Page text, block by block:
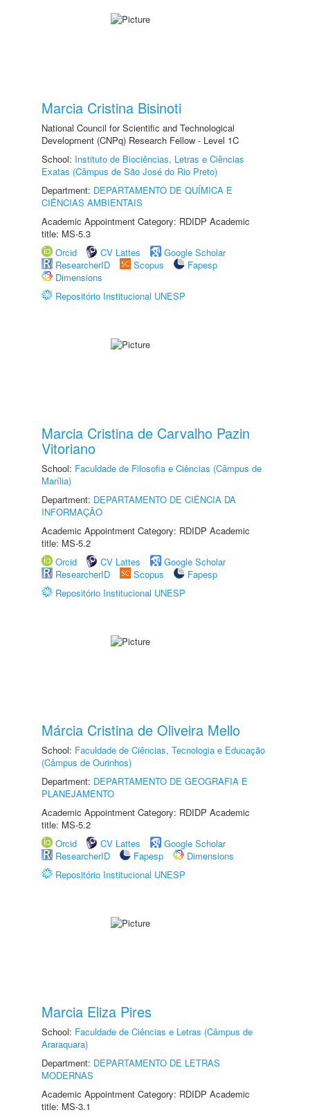
Marcia Cristina Bisinoti
National Council for Scientific and Technological
Development (CNPq) Research Fellow - Level 1C
School: Instituto de Biociências, Letras e Ciências
Exatas (Câmpus de São José do Rio Preto)
Department: DEPARTAMENTO DE QUÍMICA E
CIÊNCIAS AMBIENTAIS
Academic Appointment Category: RDIDP Academic
title: MS-5.3
Orcid
CV Lattes
Google Scholar
ResearcherID
Scopus
Fapesp
Dimensions
Repositório Institucional UNESP
Marcia Cristina de Carvalho Pazin
Vitoriano
School: Faculdade de Filosofia e Ciências (Câmpus de
Marília)
Department: DEPARTAMENTO DE CIÊNCIA DA
INFORMAÇÃO
Academic Appointment Category: RDIDP Academic
title: MS-5.2
Orcid
CV Lattes
Google Scholar
ResearcherID
Scopus
Fapesp
Repositório Institucional UNESP
Márcia Cristina de Oliveira Mello
School: Faculdade de Ciências, Tecnologia e Educação
(Câmpus de Ourinhos)
Department: DEPARTAMENTO DE GEOGRAFIA E
PLANEJAMENTO
Academic Appointment Category: RDIDP Academic
title: MS-5.2
Orcid
CV Lattes
Google Scholar
ResearcherID
Fapesp
Dimensions
Repositório Institucional UNESP
Marcia Eliza Pires
School: Faculdade de Ciências e Letras (Câmpus de
Araraquara)
Department: DEPARTAMENTO DE LETRAS
MODERNAS
Academic Appointment Category: RDIDP Academic
title: MS-3.1